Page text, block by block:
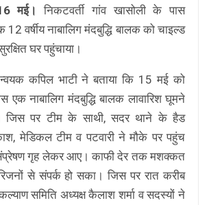
मई। निकटवर्ती गांव खासोली के पास
12 वर्षीय नाबालिग मंदबुद्धि बालक को चाइल्ड
घर पहुंचाया।
कपिल भाटी ने बताया कि 15 मई को
एक नाबालिग मंदबुद्धि बालक लावारिश घूमने
जिस पर टीम के साथी, सदर थाने के हैड
मेडिकल टीम व पटवारी ने मौके पर पहुंच
गृह लेकर आए। काफी देर तक मशक्कत
से संपर्क हो सका। जिस पर रात करीब
समिति अध्यक्ष कैलाश शर्मा व सदस्यों ने